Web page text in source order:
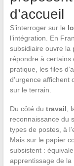
d’accueil
S’interroger sur le
l’intégration. En
subsidiaire ouvre la
répondre à certains
pratique, les files
d’urgence affichent
sur le terrain.
Du côté du travail ,
reconnaissance du
types de postes, à
Mais sur le papier
subsistent :
apprentissage de la